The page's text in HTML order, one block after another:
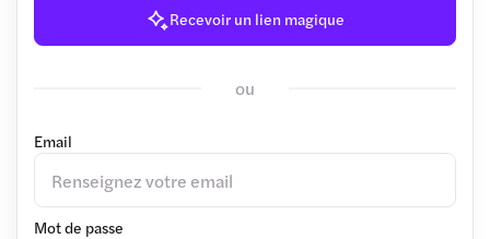
Recevoir un lien magique
ou
Email
Mot de passe